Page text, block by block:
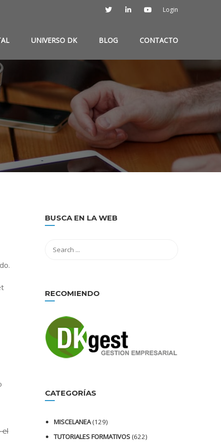
Login
UNIVERSO DK BLOG CONTACTO
el
BUSCA EN LA WEB
RECOMIENDO
CATEGORÍAS
MISCELANEA(129)
TUTORIALES FORMATIVOS(622)